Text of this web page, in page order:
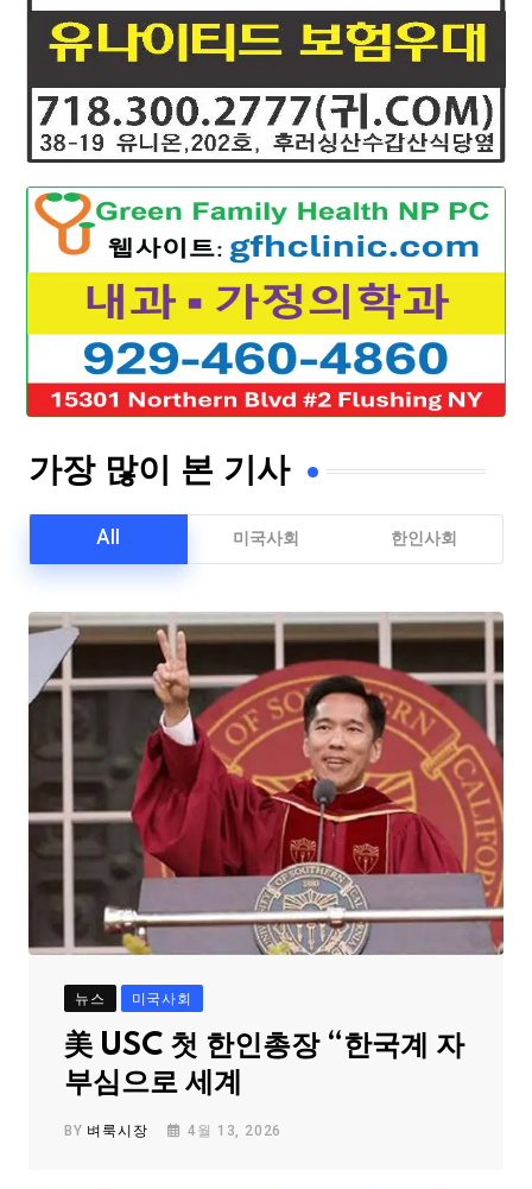
가장 많이 본 기사
All 미국사회 한인사회
뉴스 미국사회
美 USC 첫 한인총장 “한국계 자
부심으로 세계
BY 벼룩시장 4월 13, 2026